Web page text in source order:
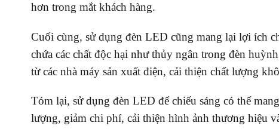
hơn trong mắt khách hàng.
Cuối cùng, sử dụng đèn LED cũng mang lại lợi ích
chứa các chất độc hại như thủy ngân trong đèn
từ các nhà máy sản xuất điện, cải thiện chất lượng
Tóm lại, sử dụng đèn LED để chiếu sáng có thể
lượng, giảm chi phí, cải thiện hình ảnh thương hiệu